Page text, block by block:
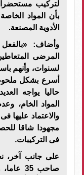
لتركيب
بأن المواد
الأدوية المصنعة.
وأضاف:
المرضى
لسنوات، وأنهم
أسرع بشكل
حاليا يواجه
المواد الخام،
والاعتماد عليها
مجهودا شاقا
فى التركيبات.
على جانب آخر،
صاحب